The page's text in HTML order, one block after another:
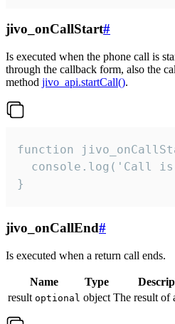
jivo_onCallStart#
Is executed when the phone call is
through the callback form, also the
method jivo_api.startCall().
function
console.log('Call
}
jivo_onCallEnd#
Is executed when a return call ends.
Name Type
result optional object The result of